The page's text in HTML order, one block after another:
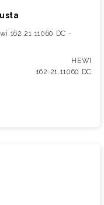
162.21.11060 DC -
HEWI
162.21.11060 DC